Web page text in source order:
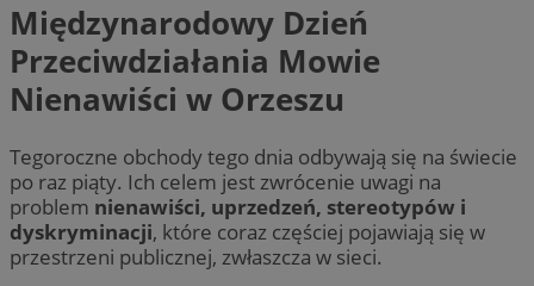
Międzynarodowy Dzień
Przeciwdziałania Mowie
Nienawiści w Orzeszu
Tegoroczne obchody tego dnia odbywają się na świecie
po raz piąty. Ich celem jest zwrócenie uwagi na
problem nienawiści, uprzedzeń, stereotypów i
dyskryminacji, które coraz częściej pojawiają się w
przestrzeni publicznej, zwłaszcza w sieci.